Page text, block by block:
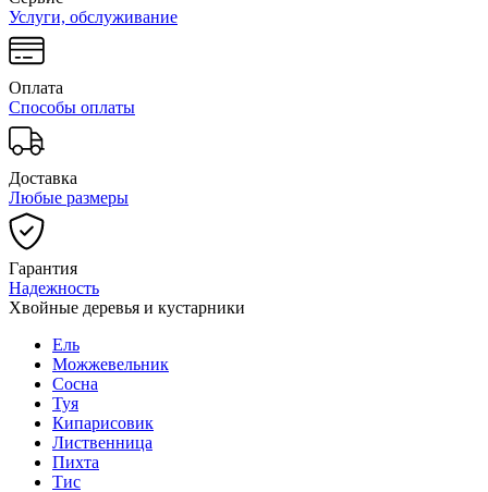
Услуги, обслуживание
Оплата
Способы оплаты
Доставка
Любые размеры
Гарантия
Надежность
Хвойные деревья и кустарники
Ель
Можжевельник
Сосна
Туя
Кипарисовик
Лиственница
Пихта
Тис